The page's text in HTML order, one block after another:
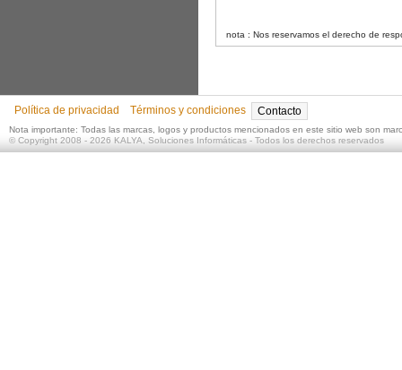
nota : Nos reservamos el derecho de
Política de privacidad Términos y condiciones Contacto
Nota importante: Todas las marcas, logos y productos mencionados en este sitio web son
©Copyright 2008 - 2026 KALYA, Soluciones Informáticas- Todos los derechos reservados